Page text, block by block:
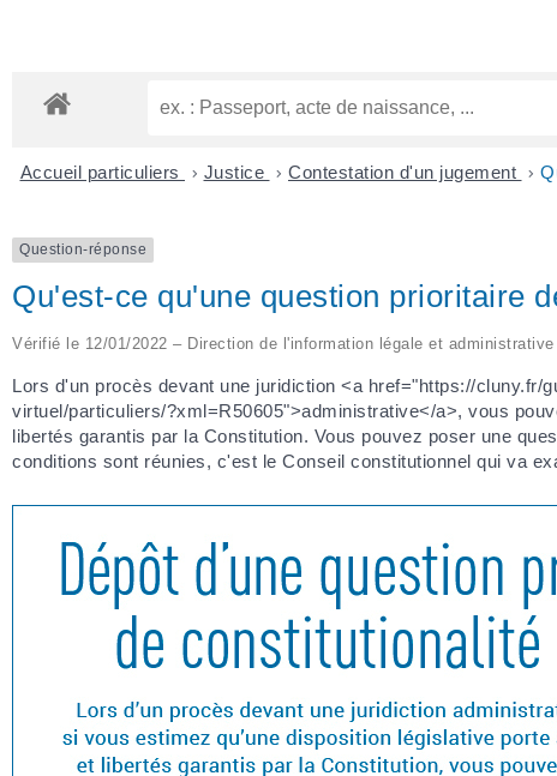
Accueil particuliers > Justice > Contestation d'un jugement >
Question-réponse
Qu'est-ce qu'une question prioritaire
Vérifié le 12/01/2022 – Direction de l'information légale et
Lors d'un procès devant une juridiction <a href="https://
virtuel/particuliers/?xml=R50605">administrative</a>, vous
libertés garantis par la Constitution. Vous pouvez poser une
conditions sont réunies, c'est le Conseil constitutionnel qui va